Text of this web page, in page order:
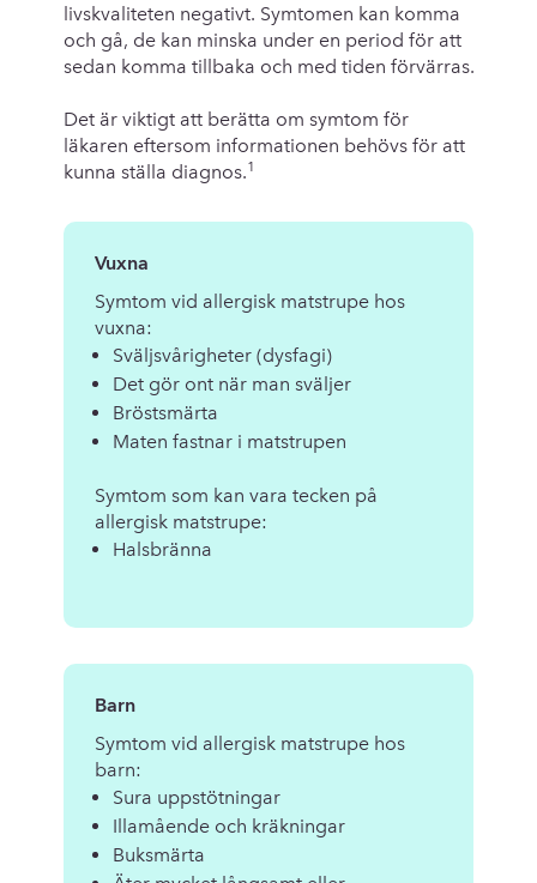
livskvaliteten negativt. Symtomen kan komma
och gå, de kan minska under en period för att
sedan komma tillbaka och med tiden förvärras.
Det är viktigt att berätta om symtom för
läkaren eftersom informationen behövs för att
kunna ställa diagnos.1
Vuxna
Symtom vid allergisk matstrupe hos
vuxna:
Sväljsvårigheter (dysfagi)
Det gör ont när man sväljer
Bröstsmärta
Maten fastnar i matstrupen
Symtom som kan vara tecken på
allergisk matstrupe:
Halsbränna
Barn
Symtom vid allergisk matstrupe hos
barn:
Sura uppstötningar
Illamående och kräkningar
Buksmärta